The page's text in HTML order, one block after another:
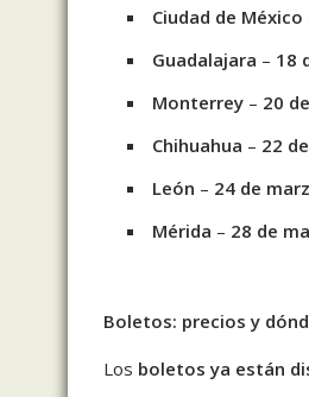
Ciudad de México
Guadalajara – 18
Monterrey – 20
Chihuahua – 22
León – 24 de
Mérida – 28 de
Boletos: precios y
Los boletos ya están